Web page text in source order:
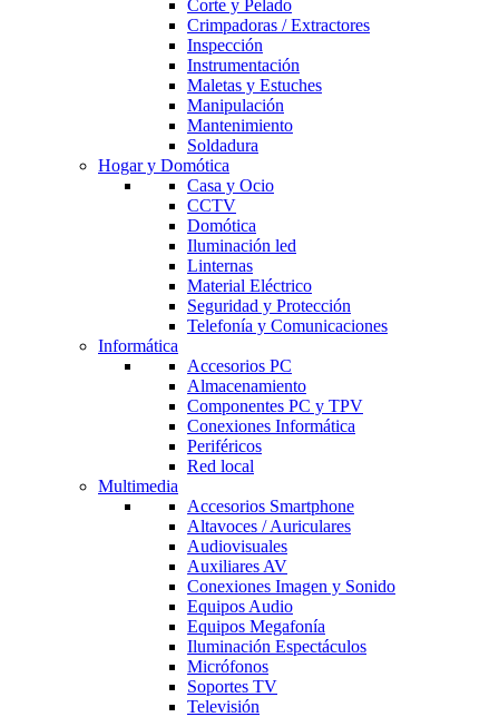
Corte y Pelado
Crimpadoras / Extractores
Inspección
Instrumentación
Maletas y Estuches
Manipulación
Mantenimiento
Soldadura
Hogar y Domótica
Casa y Ocio
CCTV
Domótica
Iluminación led
Linternas
Material Eléctrico
Seguridad y Protección
Telefonía y Comunicaciones
Informática
Accesorios PC
Almacenamiento
Componentes PC y TPV
Conexiones Informática
Periféricos
Red local
Multimedia
Accesorios Smartphone
Altavoces / Auriculares
Audiovisuales
Auxiliares AV
Conexiones Imagen y Sonido
Equipos Audio
Equipos Megafonía
Iluminación Espectáculos
Micrófonos
Soportes TV
Televisión